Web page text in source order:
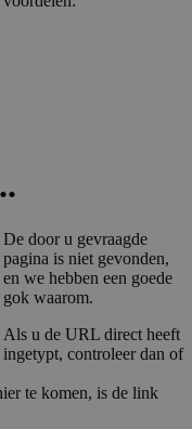
De door u gevraagde
pagina is niet gevonden,
en we hebben een goede
gok waarom.
Als u de URL direct heeft
ingetypt, controleer dan of
te komen, is de link